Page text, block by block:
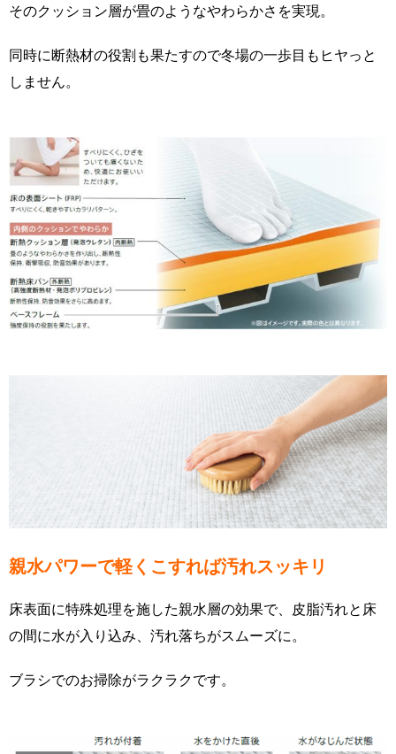
そのクッション層が畳のようなやわらかさを実現。
同時に断熱材の役割も果たすので冬場の一歩目もヒヤっと
しません。
親水パワーで軽くこすれば汚れスッキリ
床表面に特殊処理を施した親水層の効果で、皮脂汚れと床
の間に水が入り込み、汚れ落ちがスムーズに。
ブラシでのお掃除がラクラクです。